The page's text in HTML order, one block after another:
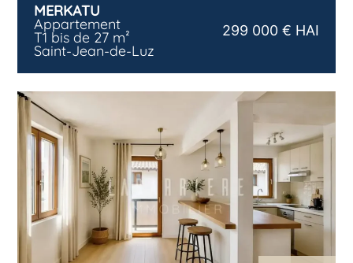
MERKATU
Appartement
T1 bis de 27 m²
Saint-Jean-de-Luz
299 000 € HAI